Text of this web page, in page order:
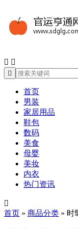
 

首页
男装
家居用品
鞋包
数码
美食
母婴
美妆
内衣
热门资讯

首页 » 商品分类 » 时